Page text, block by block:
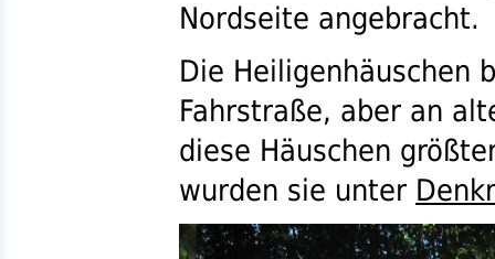
Nordseite angebracht.
Die Heiligenhäuschen
Fahrstraße, aber an
diese Häuschen
wurden sie unter